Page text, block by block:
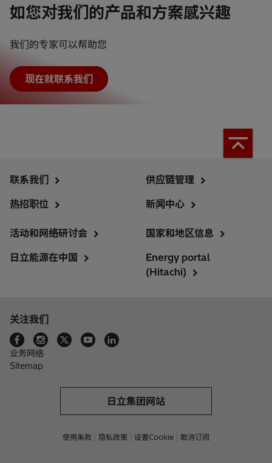
如您对我们的产品和方案感兴趣
我们的专家可以帮助您
现在就联系我们
联系我们
热招职位
供应链管理
新闻中心
活动和网络研讨会
日立能源在中国
国家和地区信息
Energy portal
(Hitachi)
关注我们
业务网络
Sitemap
日立集团网站
使用条款 隐私政策 设置Cookie 取消订阅